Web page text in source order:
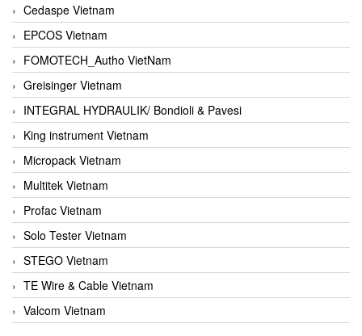
Cedaspe Vietnam
EPCOS Vietnam
FOMOTECH_Autho VietNam
Greisinger Vietnam
INTEGRAL HYDRAULIK/ Bondioli & Pavesi
King instrument Vietnam
Micropack Vietnam
Multitek Vietnam
Profac Vietnam
Solo Tester Vietnam
STEGO Vietnam
TE Wire & Cable Vietnam
Valcom Vietnam